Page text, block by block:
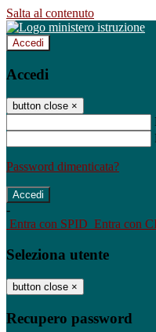
Salta al contenuto
Accedi
Accedi
button close ×
Password dimenticata?
-
Entra con SPID Entra con
Seleziona utente
button close ×
Recupero password